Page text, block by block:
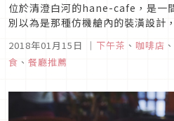
位於清澄白河的hane-cafe，是一
別以為是那種仿機艙內的裝潢設計
面，裡頭陳列了許多與飛機相關的
也是飛機圖案的拉花喔！
2018年01月15日 ｜ 下午茶 、 咖啡店 、
食 、 餐廳推薦